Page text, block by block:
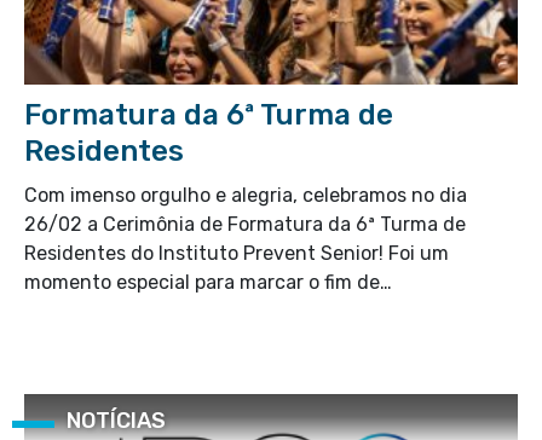
Formatura da 6ª Turma de
Residentes
Com imenso orgulho e alegria, celebramos no dia
26/02 a Cerimônia de Formatura da 6ª Turma de
Residentes do Instituto Prevent Senior! Foi um
momento especial para marcar o fim de…
NOTÍCIAS